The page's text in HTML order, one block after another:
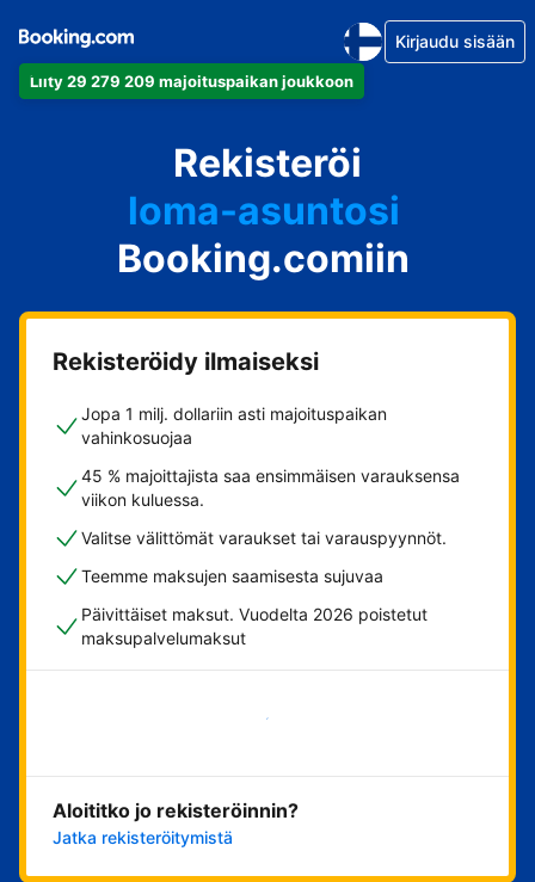
Liity 29 279 209 majoituspaikan joukkoon
Kirjaudu sisään
Rekisteröi
huoneistosi
hotellisi
loma-asuntosi
guesthousesi
bed & breakfastisi
Booking.comiin
Rekisteröidy ilmaiseksi
Jopa 1 milj. dollariin asti majoituspaikan
vahinkosuojaa
45 % majoittajista saa ensimmäisen varauksensa
viikon kuluessa.
Valitse välittömät varaukset tai varauspyynnöt.
Teemme maksujen saamisesta sujuvaa
Päivittäiset maksut. Vuodelta 2026 poistetut
maksupalvelumaksut
Aloita nyt
Aloititko jo rekisteröinnin?
Jatka rekisteröitymistä